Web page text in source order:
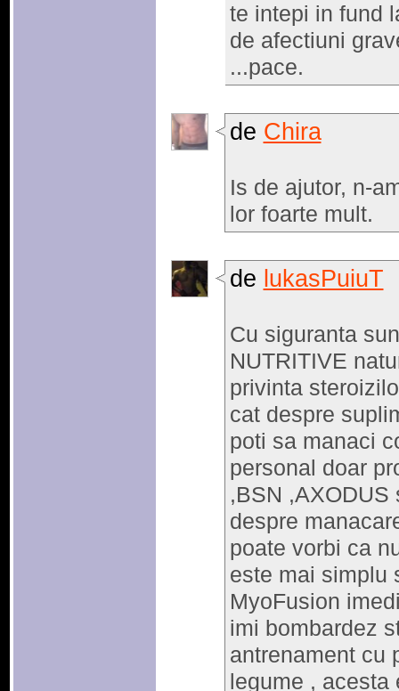
te intepi in fund
de afectiuni
...pace.
de Chira
Is de ajutor, n-
lor foarte mult.
de lukasPuiuT
Cu siguranta
NUTRITIVE
privinta
cat despre
poti sa manaci
personal doar
,BSN
despre
poate vorbi ca
este mai simplu
MyoFusion
imi bombardez
antrenament cu
legume , acesta